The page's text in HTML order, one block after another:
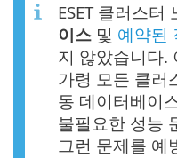
ESET 클러스터
이스 및 예약된
지 않았습니다.
가령 모든 클러
동 데이터베이
불필요한 성능
그런 문제를 예